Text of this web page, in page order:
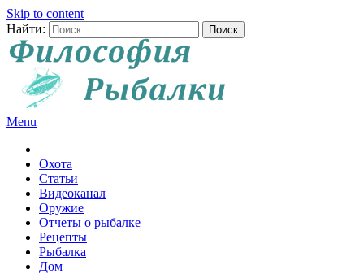
Skip to content
Найти:
Menu
Охота
Статьи
Видеоканал
Оружие
Отчеты о рыбалке
Рецепты
Рыбалка
Дом